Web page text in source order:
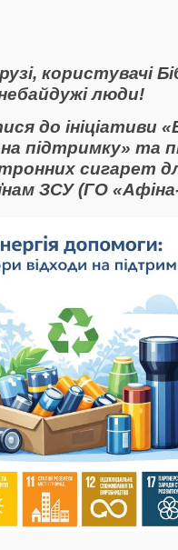
користувачі
люди!
до ініціативи
підтримку» та
сигарет
ЗСУ (ГО